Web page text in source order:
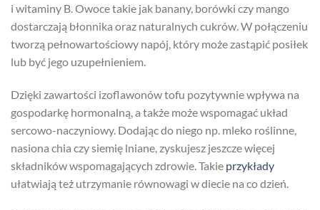
i witaminy B. Owoce takie jak banany, borówki czy mango
dostarczają błonnika oraz naturalnych cukrów. W połączeniu
tworzą pełnowartościowy napój, który może zastąpić posiłek
lub być jego uzupełnieniem.
Dzięki zawartości izoflawonów tofu pozytywnie wpływa na
gospodarkę hormonalną, a także może wspomagać układ
sercowo-naczyniowy. Dodając do niego np. mleko roślinne,
nasiona chia czy siemię lniane, zyskujesz jeszcze więcej
składników wspomagających zdrowie. Takie przykłady
ułatwiają też utrzymanie równowagi w diecie na co dzień.